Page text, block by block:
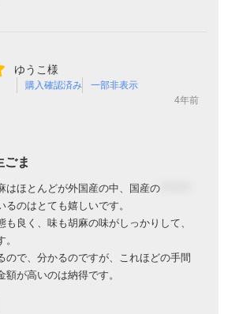
ゆうこ様
購入確認済み
一部非表示
4年前
ま
はほとんどが外国産の中、国産の＊＊＊
のはとても嬉しいです。
良く、味も胡麻の味がしっかりして、
ので、分かるのですが、これほどの手間
が高いのは納得です。